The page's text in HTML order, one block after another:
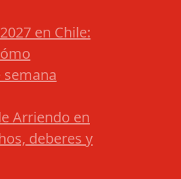
en Chile:
Arriendo en
deberes y